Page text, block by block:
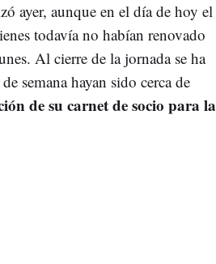
ayer, aunque en el día de hoy el
todavía no habían renovado
Al cierre de la jornada se ha
semana hayan sido cerca de
de su carnet de socio para la